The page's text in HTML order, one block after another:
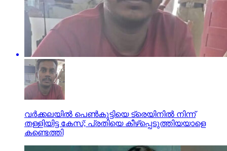
വര്‍ക്കലയില്‍ പെണ്‍കുട്ടിയെ ട്രെയിനില്‍ നിന്ന്
തള്ളിയിട്ട കേസ്; പ്രതിയെ കീഴ്പ്പെടുത്തിയയാളെ
കണ്ടെത്തി